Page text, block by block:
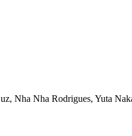
Nha Nha Rodrigues, Yuta